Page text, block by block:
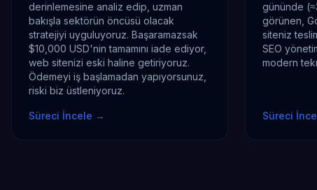
derinlemesine analiz edip, uzman
bakışla sektörün öncüsü olacak
stratejiyi uyguluyoruz. Başaramazsak
$10,000 USD'nin tamamını iade ediyor,
web sitenizi eski haline getiriyoruz.
Ödemeyi iş başlamadan yapıyorsunuz,
riski biz üstleniyoruz.
Süreci İncele →
gününde
görünen,
siteniz
SEO
modern
Süreci